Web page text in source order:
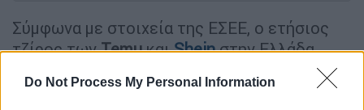
Do Not Process My Personal Information
Σύμφωνα με στοιχεία της ΕΣΕΕ, ο ετήσιος
τζίρος τωνTemuκαιSheinστην Ελλάδα
εκτιμάται ότι κυμαίνεται μεταξύ 528 και 627
εκατ. ευρώ.